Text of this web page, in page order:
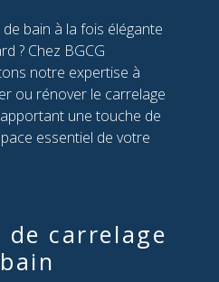
bain à la fois élégante
? Chez BGCG
notre expertise à
ou rénover le carrelage
une touche de
essentiel de votre
carrelage